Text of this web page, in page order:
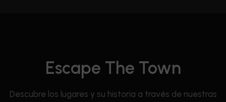
Escape The Town
Descubre los lugares y su historia a través de nuestras